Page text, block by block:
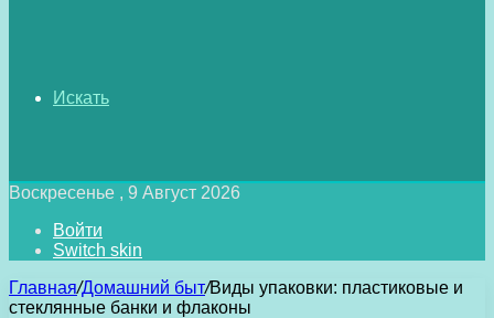
Искать
Воскресенье , 9 Август 2026
Войти
Switch skin
Главная/Домашний быт/Виды упаковки: пластиковые и
стеклянные банки и флаконы